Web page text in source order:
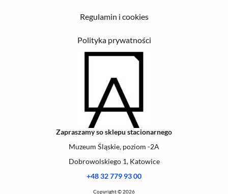
Regulamin i cookies
Polityka prywatności
Zapraszamy so sklepu stacionarnego
Muzeum Śląskie, poziom -2A
Dobrowolskiego 1, Katowice
+48 32 779 93 00
Copyright © 2026